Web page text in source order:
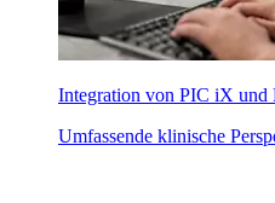
Integration von PIC iX und
Umfassende klinische